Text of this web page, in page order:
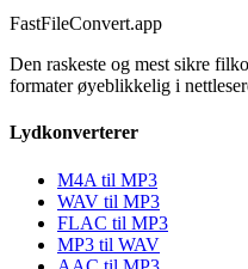
FastFileConvert.app
Den raskeste og mest sikre
formater øyeblikkelig i
Lydkonverterer
M4A til MP3
WAV til MP3
FLAC til MP3
MP3 til WAV